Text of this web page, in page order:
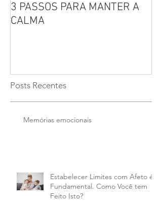
3 PASSOS PARA MANTER A
CALMA
Posts Recentes
Memórias emocionais
Estabelecer Limites com Afeto é
Fundamental. Como Você tem
Feito Isto?